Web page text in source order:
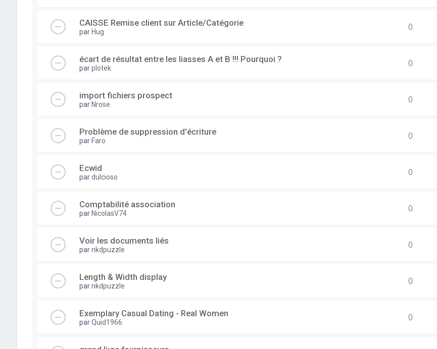
CAISSE Remise client sur Article/Catégorie
par Hug 0
écart de résultat entre les liasses A et B !!! Pourquoi ?
parplotek 0
import fichiers prospect
par Nrose 0
Problème de suppression d'écriture
par Faro 0
Ecwid
pardulcioso 0
Comptabilité association
par NicolasV74 0
Voir les documents liés
parnkdpuzzle 0
Length & Width display
parnkdpuzzle 0
Exemplary Сasual Dating - Real Women
parQuid1966 0